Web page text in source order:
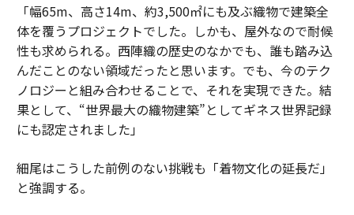
「幅65m、高さ14m、約3,500㎡にも及ぶ織物で建築全
体を覆うプロジェクトでした。しかも、屋外なので耐候
性も求められる。西陣織の歴史のなかでも、誰も踏み込
んだことのない領域だったと思います。でも、今のテク
ノロジーと組み合わせることで、それを実現できた。結
果として、“世界最大の織物建築”としてギネス世界記録
にも認定されました」
細尾はこうした前例のない挑戦も「着物文化の延長だ」
と強調する。